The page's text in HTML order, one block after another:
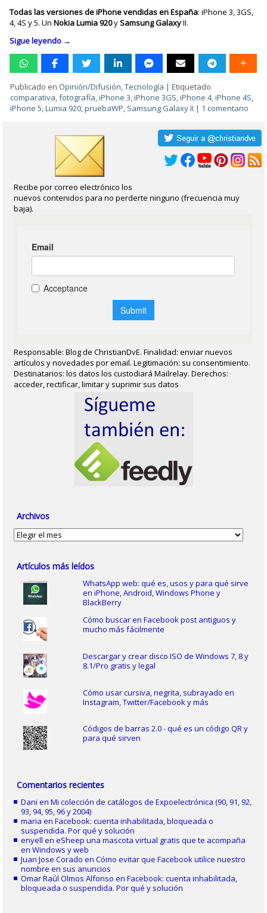
Todas las versiones de iPhone vendidas en España: iPhone 3, 3GS,
4, 4S y 5. UnNokia Lumia 920ySamsung GalaxyII.
Sigue leyendo →
Publicado en Opinión/Difusión,Tecnología |Etiquetado
comparativa,fotografía,iPhone 3,iPhone 3GS,iPhone 4,iPhone 4S,
iPhone 5,Lumia 920,pruebaWP, Samsung Galaxy II | 1 comentario
Recibe por correo electrónico los
nuevos contenidos para no perderte ninguno (frecuencia muy
baja).
Responsable: Blog de ChristianDvE. Finalidad: enviar nuevos
artículos y novedades por email. Legitimación: su consentimiento.
Destinatarios: los datos los custodiará Mailrelay. Derechos:
acceder, rectificar, limitar y suprimir sus datos
Archivos
Archivos
Artículos más leídos
WhatsApp web: qué es, usos y para qué sirve
en iPhone, Android, Windows Phone y
BlackBerry
Cómo buscar en Facebook post antiguos y
mucho más fácilmente
Descargar y crear disco ISO de Windows 7, 8 y
8.1/Pro gratis y legal
Cómo usar cursiva, negrita, subrayado en
Instagram, Twitter/Facebook y más
Códigos de barras 2.0 - qué es un código QR y
para qué sirven
Comentarios recientes
Dani enMi colección de catálogos de Expoelectrónica (90, 91, 92,
93, 94, 95, 96 y 2004)
maria enFacebook: cuenta inhabilitada, bloqueada o
suspendida. Por qué y solución
enyell eneSheep una mascota virtual gratis que te acompaña
en Windows y web
Juan Jose Corado enCómo evitar que Facebook utilice nuestro
nombre en sus anuncios
Omar Raúl Olmos Alfonso enFacebook: cuenta inhabilitada,
bloqueada o suspendida. Por qué y solución